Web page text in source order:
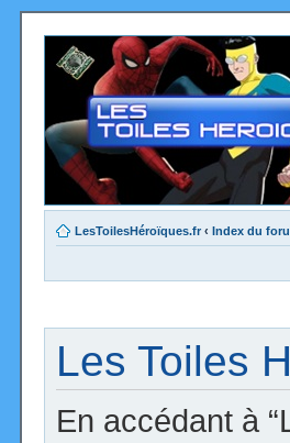
LesToilesHéroïques.fr ‹ Index du
Les Toiles
En accédant à